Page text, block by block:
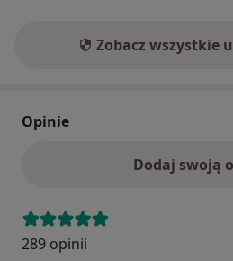
Zobacz wszystkie
Opinie
Dodaj swoją
289 opinii